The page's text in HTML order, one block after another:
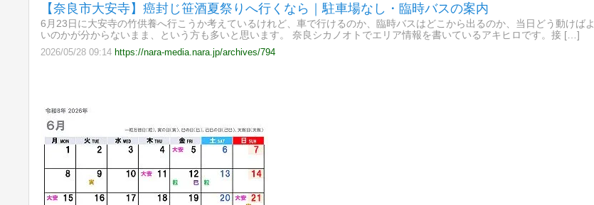
【奈良市大安寺】癌封じ笹酒夏祭りへ行くなら｜駐車場なし・臨時バスの案内
6月23日に大安寺の竹供養へ行こうか考えているけれど、車で行けるのか、臨時バスはどこから出るのか、当日どう動けばよ
いのかが分からないまま、という方も多いと思います。 奈良シカノオトでエリア情報を書いているアキヒロです。接 […]
2026/05/28 09:14 https://nara-media.nara.jp/archives/794